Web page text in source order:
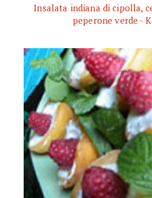
Insalata indiana di cipolla,
peperone verde -